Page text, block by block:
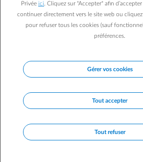
Description
Le parc éolien de Retie se compose de 3
Le parc éolien est réalisé et exploité par
Privée ici . Cliquez sur "Accepter" afin
continuer directement vers le site web ou
pour refuser tous les cookies (sauf
préférences.
Gérer vos cookies
Tout accepter
Tout refuser